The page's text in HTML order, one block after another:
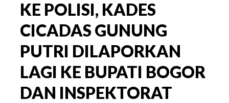
KE POLISI, KADES
CICADAS GUNUNG
PUTRI DILAPORKAN
LAGI KE BUPATI BOGOR
DAN INSPEKTORAT